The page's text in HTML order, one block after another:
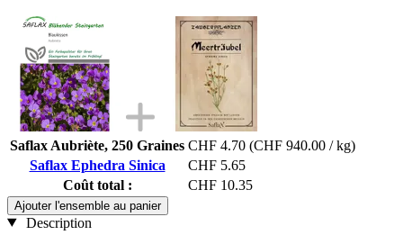
Saflax Aubriète, 250 Graines CHF 4.70 (CHF 940.00 / kg)
Saflax Ephedra Sinica
CHF 5.65
Coût total :
CHF 10.35
Ajouter l'ensemble au panier
Description